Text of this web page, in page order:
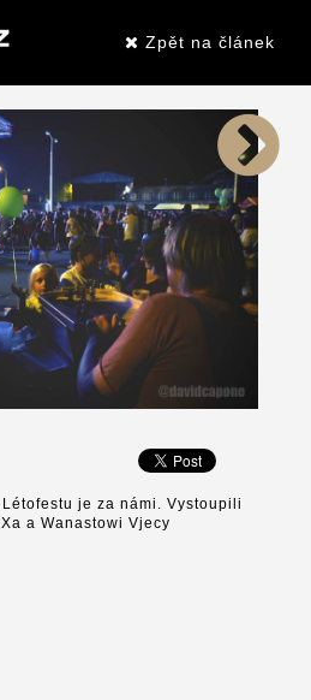
Zpět na článek
je za námi. Vystoupili
a Wanastowi Vjecy